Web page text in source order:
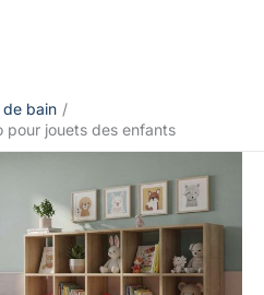
de bain
pour jouets des enfants